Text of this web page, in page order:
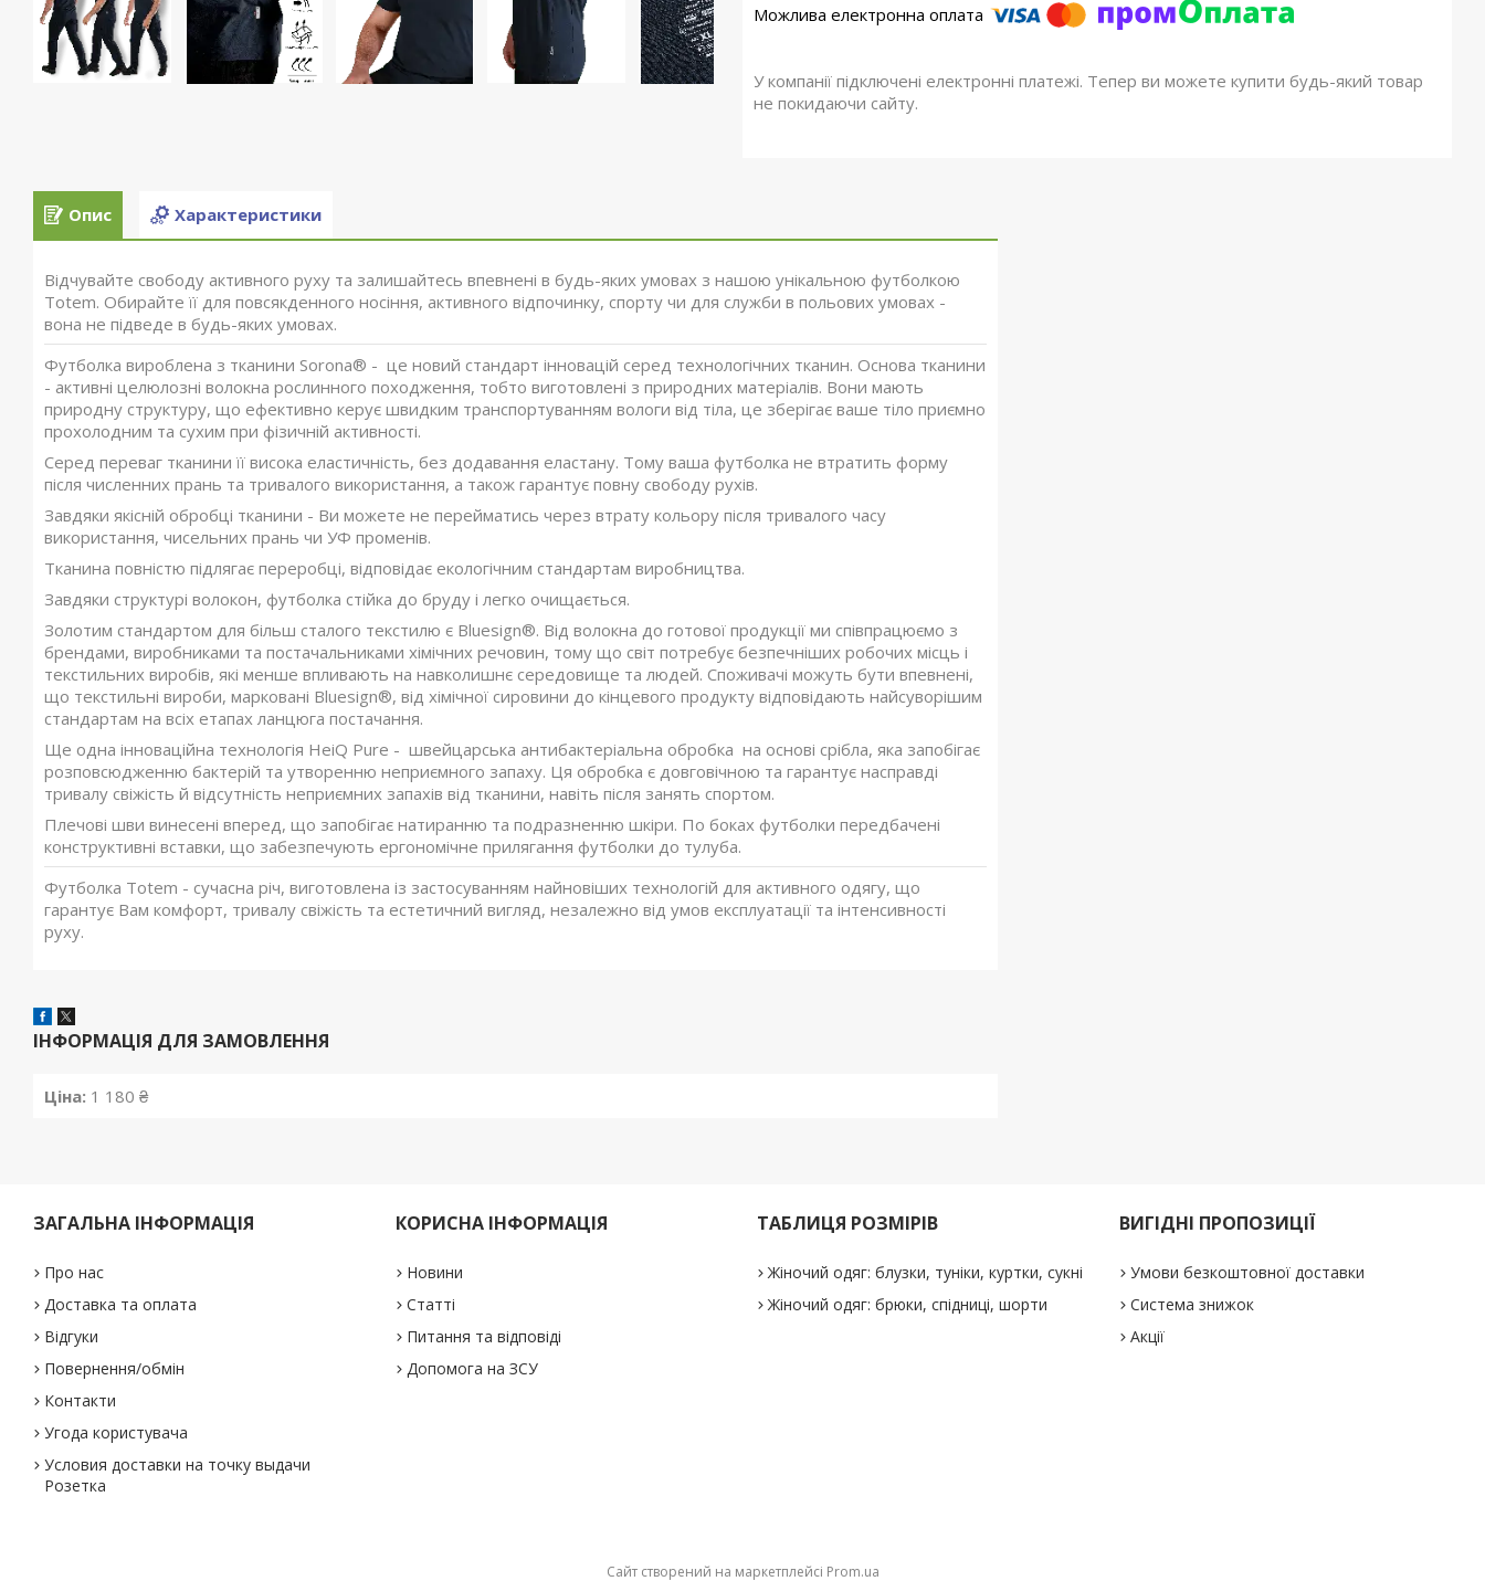
У компанії підключені електронні платежі. Тепер ви можете купити будь-який товар
не покидаючи сайту.
Опис Характеристики
Відчувайте свободу активного руху та залишайтесь впевнені в будь-яких умовах з нашою унікальною футболкою
Totem. Обирайте її для повсякденного носіння, активного відпочинку, спорту чи для служби в польових умовах -
вона не підведе в будь-яких умовах.
Футболка вироблена з тканини Sorona® - це новий стандарт інновацій серед технологічних тканин. Основа тканини
- активні целюлозні волокна рослинного походження, тобто виготовлені з природних матеріалів. Вони мають
природну структуру, що ефективно керує швидким транспортуванням вологи від тіла, це зберігає ваше тіло приємно
прохолодним та сухим при фізичній активності.
Серед переваг тканини її висока еластичність, без додавання еластану. Тому ваша футболка не втратить форму
після численних прань та тривалого використання, а також гарантує повну свободу рухів.
Завдяки якісній обробці тканини - Ви можете не перейматись через втрату кольору після тривалого часу
використання, чисельних прань чи УФ променів.
Тканина повністю підлягає переробці, відповідає екологічним стандартам виробництва.
Завдяки структурі волокон, футболка стійка до бруду і легко очищається.
Золотим стандартом для більш сталого текстилю є Bluesign®. Від волокна до готової продукції ми співпрацюємо з
брендами, виробниками та постачальниками хімічних речовин, тому що світ потребує безпечніших робочих місць і
текстильних виробів, які менше впливають на навколишнє середовище та людей. Споживачі можуть бути впевнені,
що текстильні вироби, марковані Bluesign®, від хімічної сировини до кінцевого продукту відповідають найсуворішим
стандартам на всіх етапах ланцюга постачання.
Ще одна інноваційна технологія HeiQ Pure - швейцарська антибактеріальна обробка на основі срібла, яка запобігає
розповсюдженню бактерій та утворенню неприємного запаху. Ця обробка є довговічною та гарантує насправді
тривалу свіжість й відсутність неприємних запахів від тканини, навіть після занять спортом.
Плечові шви винесені вперед, що запобігає натиранню та подразненню шкіри. По боках футболки передбачені
конструктивні вставки, що забезпечують ергономічне прилягання футболки до тулуба.
Футболка Totem - сучасна річ, виготовлена із застосуванням найновіших технологій для активного одягу, що
гарантує Вам комфорт, тривалу свіжість та естетичний вигляд, незалежно від умов експлуатації та інтенсивності
руху.
ІНФОРМАЦІЯ ДЛЯ ЗАМОВЛЕННЯ
Ціна: 1 180 ₴
ЗАГАЛЬНА ІНФОРМАЦІЯ
Про нас
Доставка та оплата
Відгуки
Повернення/обмін
Контакти
Угода користувача
Условия доставки на точку выдачи
Розетка
КОРИСНА ІНФОРМАЦІЯ
Новини
Статті
Питання та відповіді
Допомога на ЗСУ
ТАБЛИЦЯ РОЗМІРІВ
Жіночий одяг: блузки, туніки, куртки, сукні
Жіночий одяг: брюки, спідниці, шорти
ВИГІДНІ ПРОПОЗИЦІЇ
Умови безкоштовної доставки
Система знижок
Акції
Сайт створений на маркетплейсі Prom.ua